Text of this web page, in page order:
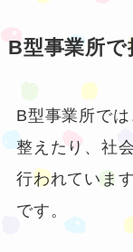
B型事業所
B型事業所で
整えたり、社
行われていま
です。